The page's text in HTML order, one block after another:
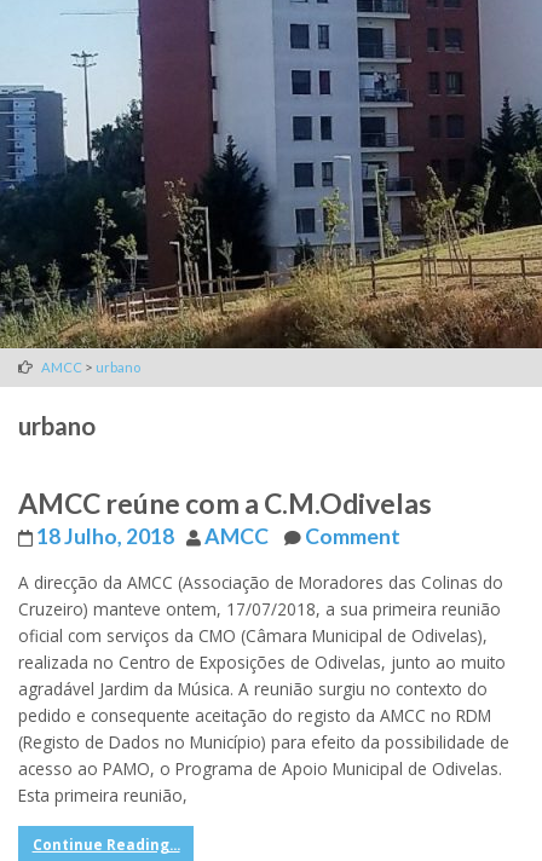
AMCC > urbano
urbano
AMCC reúne com a C.M.Odivelas
18 Julho, 2018 AMCC Comment
A direcção da AMCC (Associação de Moradores das Colinas do
Cruzeiro) manteve ontem, 17/07/2018, a sua primeira reunião
oficial com serviços da CMO (Câmara Municipal de Odivelas),
realizada no Centro de Exposições de Odivelas, junto ao muito
agradável Jardim da Música. A reunião surgiu no contexto do
pedido e consequente aceitação do registo da AMCC no RDM
(Registo de Dados no Município) para efeito da possibilidade de
acesso ao PAMO, o Programa de Apoio Municipal de Odivelas.
Esta primeira reunião,
Continue Reading...